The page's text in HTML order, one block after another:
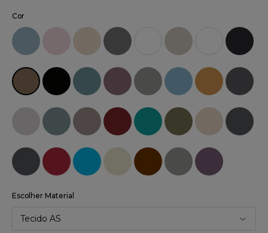
Cor
Escolher Material
Tecido AS